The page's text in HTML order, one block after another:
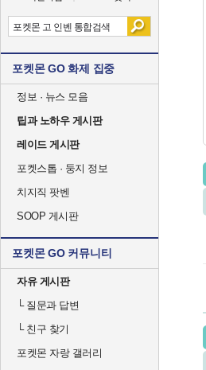
포켓몬 GO 화제 집중
정보 · 뉴스 모음
팁과 노하우 게시판
레이드 게시판
포켓스톱 · 둥지 정보
치지직 팟벤
SOOP 게시판
포켓몬 GO 커뮤니티
자유 게시판
└질문과 답변
└친구 찾기
포켓몬 자랑 갤러리